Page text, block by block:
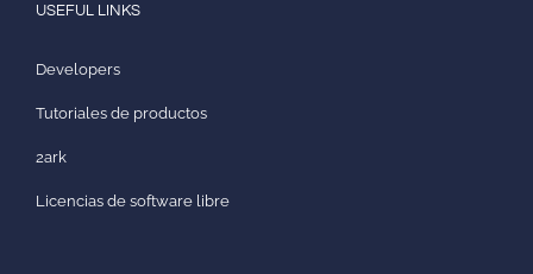
USEFUL LINKS
Developers
Tutoriales de productos
2ark
Licencias de software libre